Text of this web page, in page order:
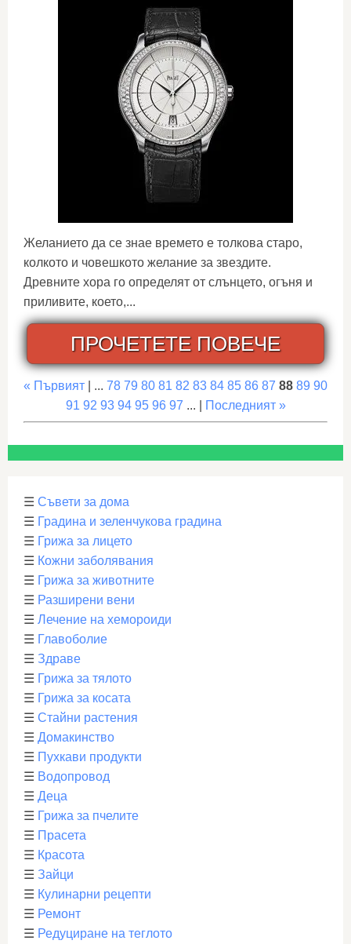
Желанието да се знае времето е толкова старо,
колкото и човешкото желание за звездите.
Древните хора го определят от слънцето, огъня и
приливите, което,...
ПРОЧЕТЕТЕ ПОВЕЧЕ
« Първият | ... 78 79 80 81 82 83 84 85 86 87 88 89 90
91 92 93 94 95 96 97 ... | Последният »
☰ Съвети за дома
☰ Градина и зеленчукова градина
☰ Грижа за лицето
☰ Кожни заболявания
☰ Грижа за животните
☰ Разширени вени
☰ Лечение на хемороиди
☰ Главоболие
☰ Здраве
☰ Грижа за тялото
☰ Грижа за косата
☰ Стайни растения
☰ Домакинство
☰ Пухкави продукти
☰ Водопровод
☰ Деца
☰ Грижа за пчелите
☰ Прасета
☰ Красота
☰ Зайци
☰ Кулинарни рецепти
☰ Ремонт
☰ Редуциране на теглото